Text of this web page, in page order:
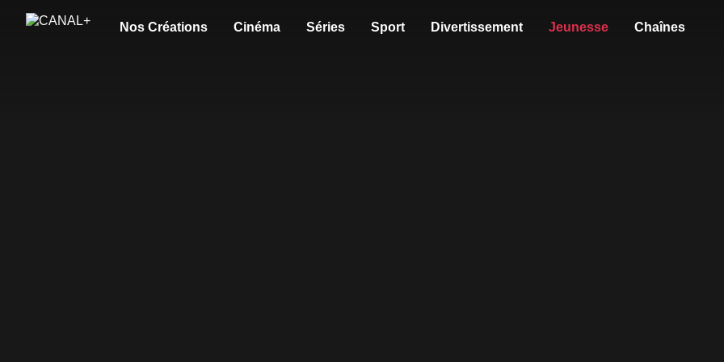
Nos Créations Cinéma Séries Sport Divertissement Jeunesse Chaînes